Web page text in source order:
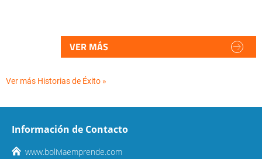
VER MÁS
Ver más Historias de Éxito »
Información de Contacto
www.boliviaemprende.com